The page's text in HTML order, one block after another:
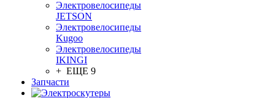
Электровелосипеды
JETSON
Электровелосипеды
Kugoo
Электровелосипеды
IKINGI
+ ЕЩЕ 9
Запчасти